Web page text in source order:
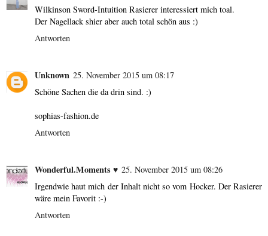
Wilkinson Sword-Intuition Rasierer interessiert mich toal.
Der Nagellack shier aber auch total schön aus :)
Antworten
Unknown 25. November 2015 um 08:17
Schöne Sachen die da drin sind. :)
sophias-fashion.de
Antworten
Wonderful.Moments ♥ 25. November 2015 um 08:26
Irgendwie haut mich der Inhalt nicht so vom Hocker. Der Rasierer
wäre mein Favorit :-)
Antworten